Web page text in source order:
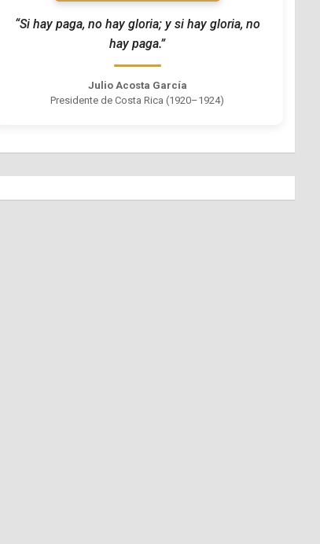
“Si hay paga, no hay gloria; y si hay gloria, no
hay paga.”
Julio Acosta García
Presidente de Costa Rica (1920–1924)